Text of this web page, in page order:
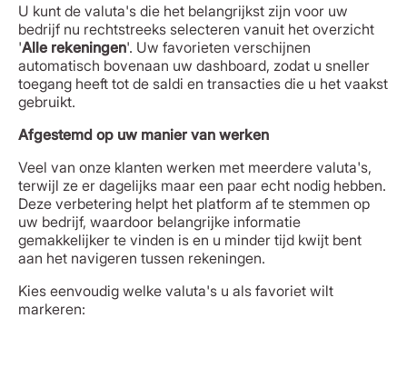
U kunt de valuta's die het belangrijkst zijn voor uw
bedrijf nu rechtstreeks selecteren vanuit het overzicht
'Alle rekeningen'. Uw favorieten verschijnen
automatisch bovenaan uw dashboard, zodat u sneller
toegang heeft tot de saldi en transacties die u het vaakst
gebruikt.
Afgestemd op uw manier van werken
Veel van onze klanten werken met meerdere valuta's,
terwijl ze er dagelijks maar een paar echt nodig hebben.
Deze verbetering helpt het platform af te stemmen op
uw bedrijf, waardoor belangrijke informatie
gemakkelijker te vinden is en u minder tijd kwijt bent
aan het navigeren tussen rekeningen.
Kies eenvoudig welke valuta's u als favoriet wilt
markeren: